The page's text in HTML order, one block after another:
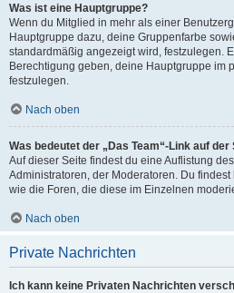
Was ist eine Hauptgruppe?
Wenn du Mitglied in mehr als einer
Hauptgruppe dazu, deine Gruppenfarbe
standardmäßig angezeigt wird, festzulegen.
Berechtigung geben, deine Hauptgruppe im
festzulegen.
Nach oben
Was bedeutet der „Das Team“-Link auf
Auf dieser Seite findest du eine Auflistung
Administratoren, der Moderatoren. Du
wie die Foren, die diese im Einzelnen
Nach oben
Private Nachrichten
Ich kann keine Privaten Nachrichten